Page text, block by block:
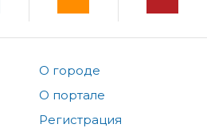
О городе
О портале
Регистрация